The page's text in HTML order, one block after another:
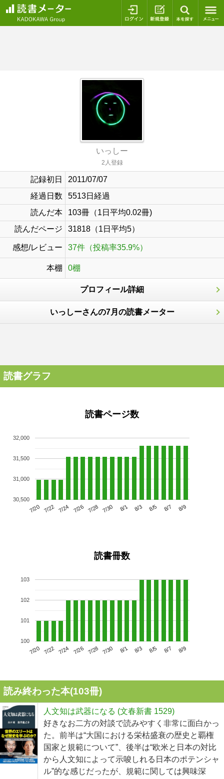
ログイン 新規登録
いっしー
2人登録
記録初日
2011/07/07
経過日数
5513日経過
読んだ本
103冊（1日平均0.02冊)
読んだページ
31818（1日平均5）
感想/レビュー 37件（投稿率35.9%）
本棚 0棚
プロフィール詳細
いっしーさんの7月の読書メーター
読書グラフ
読書ページ数
7/20 7/22 7/24 7/26 7/28 7/30 8/1 8/3 8/5 8/7 8/9
30,500
31,000
31,500
32,000
読書冊数
7/20 7/22 7/24 7/26 7/28 7/30 8/1 8/3 8/5 8/7 8/9
100
101
102
103
読み終わった本(103冊)
人文知は武器になる (文春新書 1529)
好きなお二方の対談で読みやすく非常に面白かっ
た。前半は“大国における栄枯盛衰の歴史と覇権
国家と規範について”、後半は“欧米と日本の対比
から人文知によって示唆しれる日本のポテンシャ
ル”的な感じだったが、規範に関しては興味深